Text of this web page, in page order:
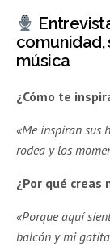
comunidad,
música
¿Cómo te
«Me inspiran sus
rodea y los
¿Por qué creas
«Porque aquí
balcón y mi